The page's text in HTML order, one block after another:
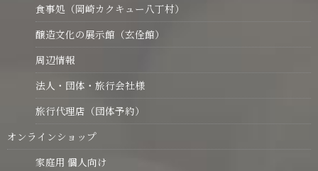
食事処（岡崎カクキュー八丁村）
醸造文化の展示館（玄佺館）
周辺情報
法人・団体・旅行会社様
旅行代理店（団体予約）
オンラインショップ
家庭用 個人向け